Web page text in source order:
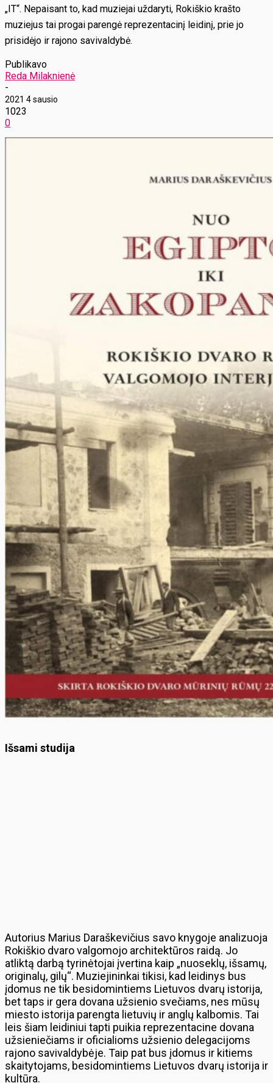
„IT“. Nepaisant to, kad muziejai uždaryti, Rokiškio krašto
muziejus tai progai parengė reprezentacinį leidinį, prie jo
prisidėjo ir rajono savivaldybė.
Publikavo
Reda Milaknienė
-
2021 4 sausio
1023
0
Išsami studija
Autorius Marius Daraškevičius savo knygoje analizuoja
Rokiškio dvaro valgomojo architektūros raidą. Jo
atliktą darbą tyrinėtojai įvertina kaip „nuoseklų, išsamų,
originalų, gilų“. Muziejininkai tikisi, kad leidinys bus
įdomus ne tik besidomintiems Lietuvos dvarų istorija,
bet taps ir gera dovana užsienio svečiams, nes mūsų
miesto istorija parengta lietuvių ir anglų kalbomis. Tai
leis šiam leidiniui tapti puikia reprezentacine dovana
užsieniečiams ir oficialioms užsienio delegacijoms
rajono savivaldybėje. Taip pat bus įdomus ir kitiems
skaitytojams, besidomintiems Lietuvos dvarų istorija ir
kultūra.